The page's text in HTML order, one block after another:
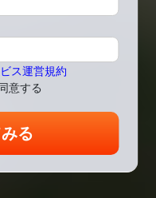
ス運営規約
意する